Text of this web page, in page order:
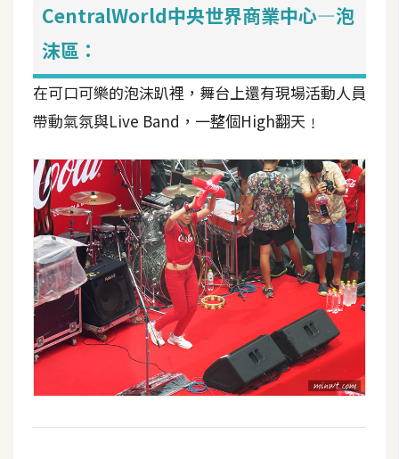
CentralWorld中央世界商業中心—泡
沫區：
在可口可樂的泡沫趴裡，舞台上還有現場活動人員
帶動氣氛與Live Band，一整個High翻天﹗